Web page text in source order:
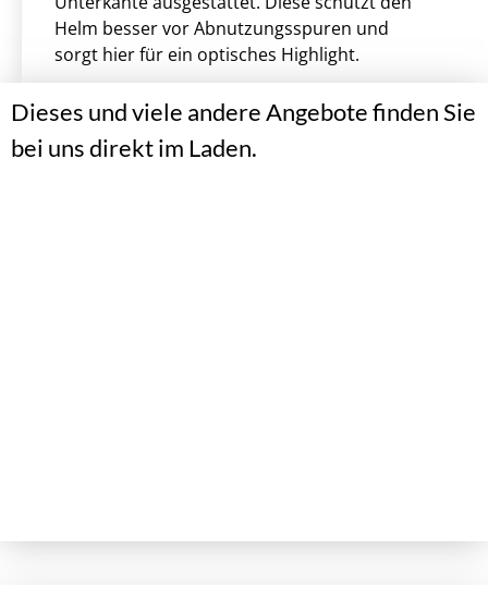
Helm besser vor Abnutzungsspuren und
sorgt hier für ein optisches Highlight.
Dieses und viele andere Angebote finden Sie
bei uns direkt im Laden.